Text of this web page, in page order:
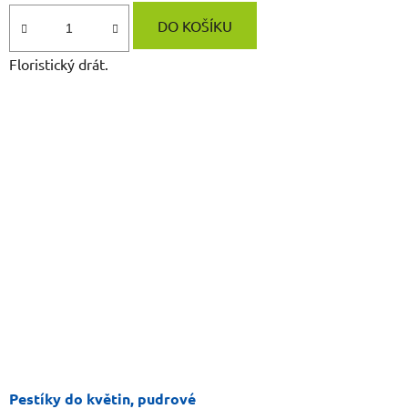
DO KOŠÍKU
Floristický drát.
Pestíky do květin, pudrové